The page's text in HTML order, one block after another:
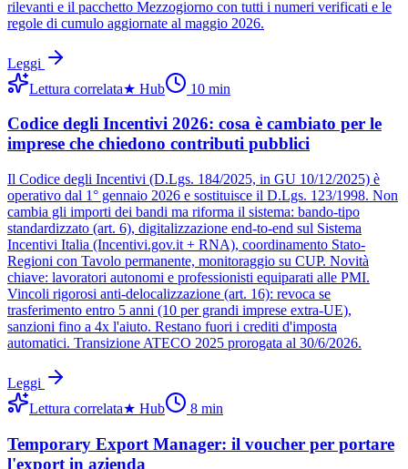
rilevanti e il pacchetto Mezzogiorno con tutti i numeri verificati e le
regole di cumulo aggiornate al maggio 2026.
Leggi
Lettura correlata★ Hub 10 min
Codice degli Incentivi 2026: cosa è cambiato per le
imprese che chiedono contributi pubblici
Il Codice degli Incentivi (D.Lgs. 184/2025, in GU 10/12/2025) è
operativo dal 1° gennaio 2026 e sostituisce il D.Lgs. 123/1998. Non
cambia gli importi dei bandi ma riforma il sistema: bando-tipo
standardizzato (art. 6), digitalizzazione end-to-end sul Sistema
Incentivi Italia (Incentivi.gov.it + RNA), coordinamento Stato-
Regioni con Tavolo permanente, monitoraggio su CUP. Novità
chiave: lavoratori autonomi e professionisti equiparati alle PMI.
Vincoli rigorosi anti-delocalizzazione (art. 16): revoca se
trasferimento entro 5 anni (10 per grandi imprese extra-UE),
sanzioni fino a 4x l'aiuto. Restano fuori i crediti d'imposta
automatici. Transizione ATECO 2025 prorogata al 30/6/2026.
Leggi
Lettura correlata★ Hub 8 min
Temporary Export Manager: il voucher per portare
l'export in azienda